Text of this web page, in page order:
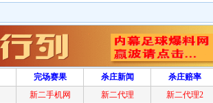
完场赛果 杀庄新闻 杀庄赔率
新二手机网 新二代理 新二代理2